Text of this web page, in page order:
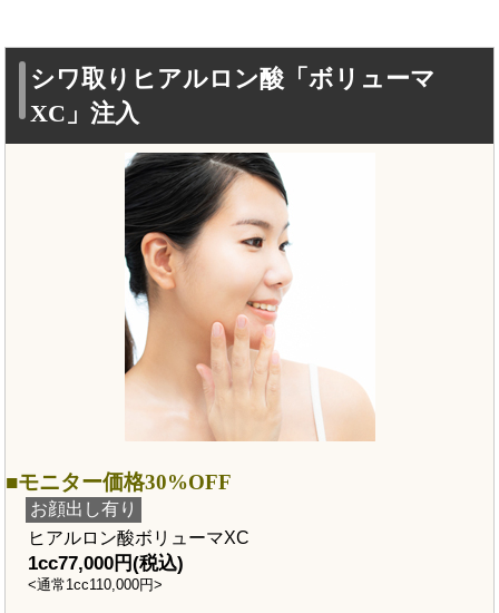
シワ取りヒアルロン酸「ボリューマ
XC」注入
モニター価格30%OFF
お顔出し有り
ヒアルロン酸ボリューマXC
1cc77,000円(税込)
<通常1cc110,000円>